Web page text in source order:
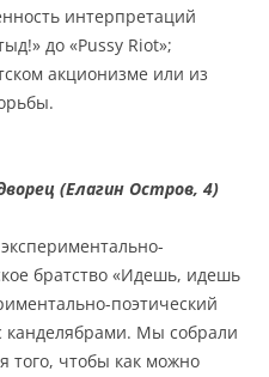
интерпретаций
до «Pussy Riot»;
акционизме или из
(Елагин Остров, 4)
братство «Идешь, идешь
поэтический
канделябрами. Мы собрали
того, чтобы как можно